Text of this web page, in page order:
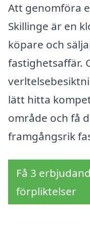
Att genomföra
Skillinge är en
köpare och
fastighetsaffär.
lätt hitta
område och få
framgångsrik
Få 3
förpliktelser